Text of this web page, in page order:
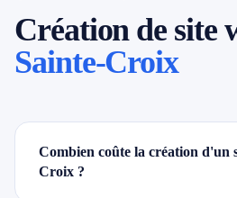
Création de site
Sainte-Croix
Combien coûte la création d'un
Croix ?